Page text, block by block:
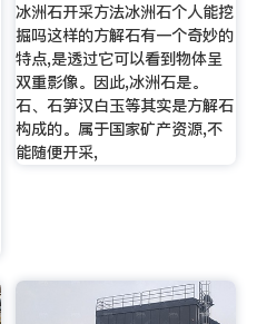
冰洲石开采方法冰洲石个人能挖
掘吗这样的方解石有一个奇妙的
特点,是透过它可以看到物体呈
双重影像。因此,冰洲石是。
石、石笋汉白玉等其实是方解石
构成的。属于国家矿产资源,不
能随便开采,